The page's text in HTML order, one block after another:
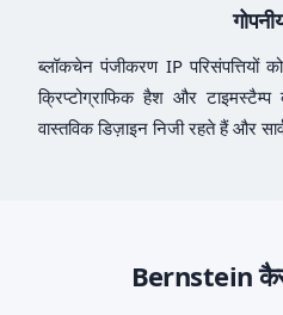
ब्लॉकचेन पंजीकरण IP परिसंपत्तियों
क्रिप्टोग्राफिक हैश और
वास्तविक डिज़ाइन निजी रहते हैं और
Bernstein कैसे